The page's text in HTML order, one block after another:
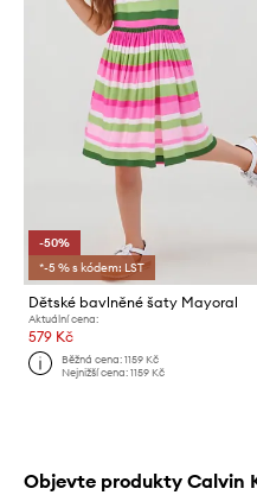
-50%
*-5 % s kódem: LST
Dětské bavlněné šaty Mayoral
Aktuální cena:
579 Kč
Běžná cena:1159 Kč
Nejnižší cena:1159 Kč
Objevte produkty Calvin